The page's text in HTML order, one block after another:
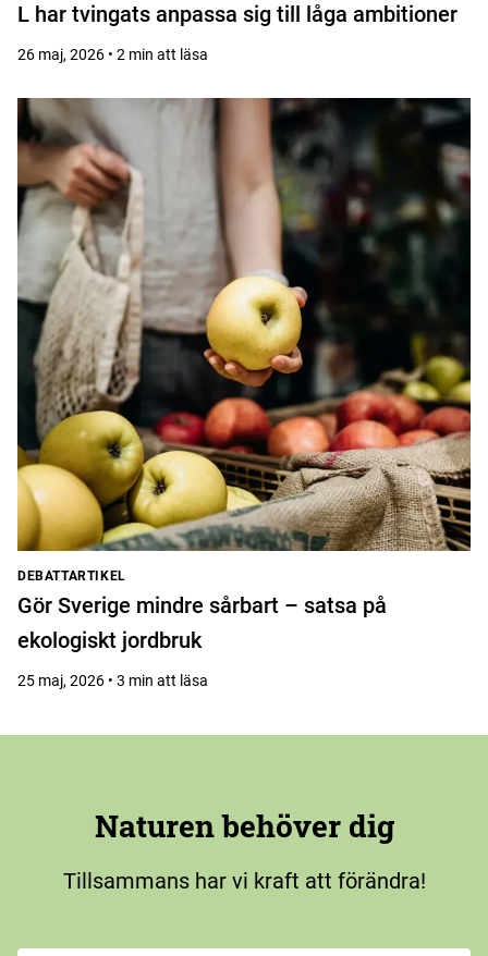
L har tvingats anpassa sig till låga ambitioner
26 maj, 2026 • 2 min att läsa
DEBATTARTIKEL
Gör Sverige mindre sårbart – satsa på
ekologiskt jordbruk
25 maj, 2026 • 3 min att läsa
Naturen behöver dig
Tillsammans har vi kraft att förändra!